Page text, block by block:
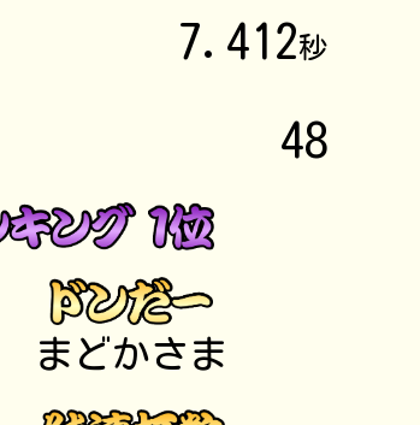
7.412秒
48
まどかさま